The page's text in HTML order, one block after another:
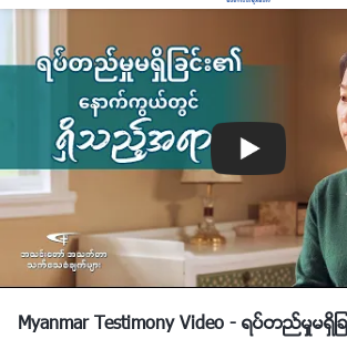
Myanmar Testimony Video - ရပ္တည္မႈမရွိ